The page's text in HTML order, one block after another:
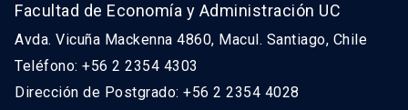
Facultad de Economía y Administración UC
Avda. Vicuña Mackenna 4860, Macul. Santiago, Chile
Teléfono: +56 2 2354 4303
Dirección de Postgrado: +56 2 2354 4028